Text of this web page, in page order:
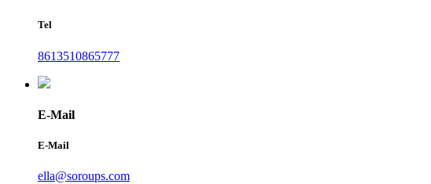
Tel
8613510865777
E-Mail
E-Mail
ella@soroups.com